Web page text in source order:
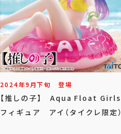
2024年9月下旬 登場
【推しの子】 Aqua Float Girls
フィギュア アイ（タイクレ限定）